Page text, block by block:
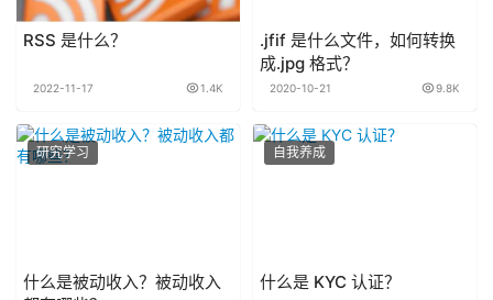
RSS 是什么？
2022-11-17 1.4K
.jfif 是什么文件，如何转换
成.jpg 格式？
2020-10-21 9.8K
研究学习
什么是被动收入？被动收入
自我养成
什么是 KYC 认证？